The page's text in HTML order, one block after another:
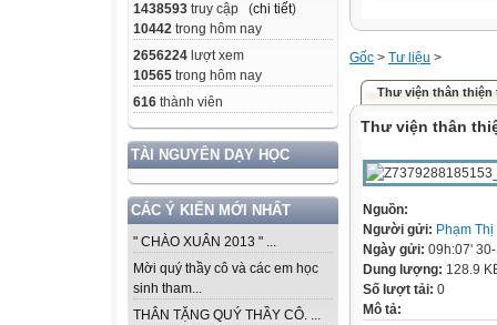
1438593 truy cập (chi tiết)
10442 trong hôm nay
2656224 lượt xem
10565 trong hôm nay
616 thành viên
TÀI NGUYÊN DẠY HỌC
CÁC Ý KIẾN MỚI NHẤT
" CHÀO XUÂN 2013 " ...
Mời quý thầy cô và các em học
sinh tham...
THÂN TẶNG QUÝ THẦY CÔ. ...
Gốc > Tư liệu >
Thư viện thân thiện
Thư viện thân
Nguồn:
Người gửi: Phạm
Ngày gửi: 09h:07'
Dung lượng: 128.9
Số lượt tải: 0
Mô tả: